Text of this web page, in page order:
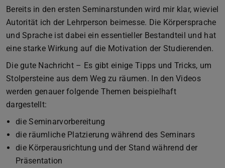
Bereits in den ersten Seminarstunden wird mir klar, wieviel
Autorität ich der Lehrperson beimesse. Die Körpersprache
und Sprache ist dabei ein essentieller Bestandteil und hat
eine starke Wirkung auf die Motivation der Studierenden.
Die gute Nachricht – Es gibt einige Tipps und Tricks, um
Stolpersteine aus dem Weg zu räumen. In den Videos
werden genauer folgende Themen beispielhaft
dargestellt:
die Seminarvorbereitung
die räumliche Platzierung während des Seminars
die Körperausrichtung und der Stand während der
Präsentation